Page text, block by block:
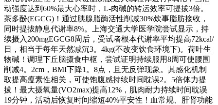
动强度达到60%最大心率时，L-肉碱的转运效率可提拔3倍。
茶多酚(EGCG)！通过胰腺脂酶活性削减30%炊事脂肪接收，
同时提拔静息代谢率8%。上海交通大学医学院尝试显示，持
续摄入200mgEGCG8周后，受试者根本代谢率平均提高72kcal/
日，相当于每年天然减沉3。4kg(不改变饮食环境下)。荷叶生
物碱！调理下丘脑摄食中枢，尝试证明持续服用8周可使腰围
削减4。2cm，BMI下降1。8点，且无反弹现象。其感化机制
取提高瘦素性相关，可使饱腹感持续时间耽误2。5倍体力提
拔！最大摄氧量(VO2max)提高12%，肌肉耐力持续时间耽误
19分钟，活动后恢复时间缩短40%平安性！血常规、肝肾功能